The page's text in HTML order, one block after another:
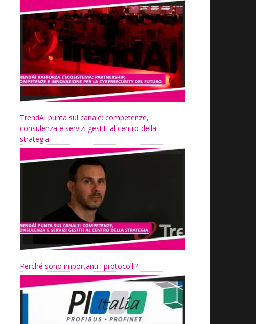
TrendAI punta sul canale: competenze,
consulenza e servizi gestiti al centro della
strategia
Perché sono importanti i protocolli?